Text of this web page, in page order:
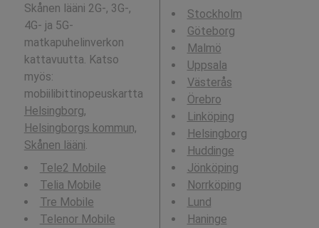
Skånen lääni 2G-, 3G-,
4G- ja 5G-
matkapuhelinverkon
kattavuutta. Katso
myös:
mobiilibittinopeuskartta
Helsingborg,
Helsingborgs kommun,
Skånen lääni
Tele2 Mobile
Telia Mobile
Tre Mobile
Telenor Mobile
Stockholm
Göteborg
Malmö
Uppsala
Västerås
Örebro
Linköping
Helsingborg
Huddinge
Jönköping
Norrköping
Lund
Haninge